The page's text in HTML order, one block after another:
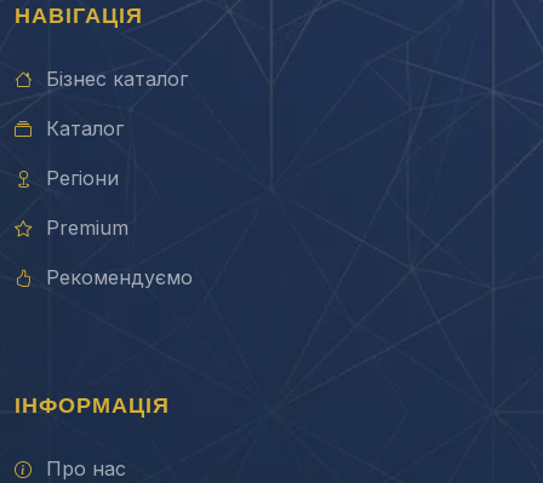
НАВІГАЦІЯ
Бізнес каталог
Каталог
Регіони
Premium
Рекомендуємо
ІНФОРМАЦІЯ
Про нас